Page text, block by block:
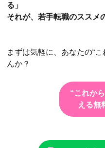
る」
それが、若手転職のススメ
まずは気軽に、あなたの“
んか？
“これか
える無